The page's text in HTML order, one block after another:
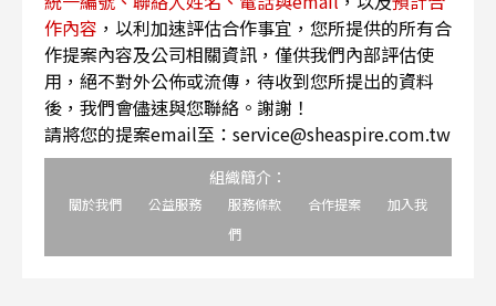
作內容 ，以利加速評估合作事宜，您所提供的所有合
作提案內容及公司相關資訊，僅供我們內部評估使
用，絕不對外公佈或流傳，待收到您所提出的資料
後，我們會儘速與您聯絡。謝謝！
請將您的提案email至：service@sheaspire.com.tw
組織簡介：
關於我們 公益服務 服務條款 合作提案
加入我
們